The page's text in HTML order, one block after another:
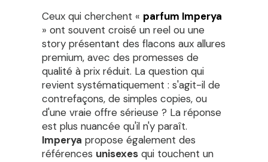
Ceux qui cherchent « parfum Imperya
» ont souvent croisé un reel ou une
story présentant des flacons aux allures
premium, avec des promesses de
qualité à prix réduit. La question qui
revient systématiquement : s'agit-il de
contrefaçons, de simples copies, ou
d'une vraie offre sérieuse ? La réponse
est plus nuancée qu'il n'y paraît.
Imperya propose également des
références unisexes qui touchent un